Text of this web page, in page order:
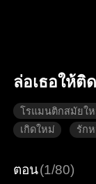
ล่อเธอให้ติ
โรแมนติกสมัยใ
เกิดใหม่
รัก
ตอน(1/80)